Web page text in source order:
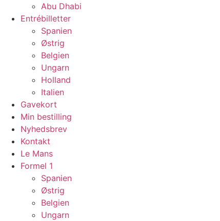
Abu Dhabi
Entrébilletter
Spanien
Østrig
Belgien
Ungarn
Holland
Italien
Gavekort
Min bestilling
Nyhedsbrev
Kontakt
Le Mans
Formel 1
Spanien
Østrig
Belgien
Ungarn